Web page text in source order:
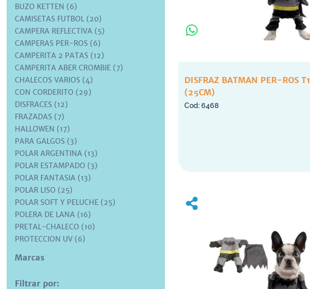
BUZO KETTEN (6)
CAMISETAS FUTBOL (20)
CAMPERA REFLECTIVA (5)
CAMPERAS PER-ROS (6)
CAMPERITA 2 PATAS (12)
CAMPERITA ABER CROMBIE (7)
CHALECOS VARIOS (4)
CON CORDERITO (29)
DISFRACES (12)
FRAZADAS (7)
HALLOWEN (17)
PARA GALGOS (3)
POLAR ARGENTINA (13)
POLAR ESTAMPADO (3)
POLAR FANTASIA (13)
POLAR LISO (25)
POLAR SOFT Y PELUCHE (25)
POLERA DE LANA (16)
PRETAL-CHALECO (10)
PROTECCION UV (6)
Marcas
Filtrar por:
DISFRAZ BATMAN PER-ROS T1
(25CM)
6468